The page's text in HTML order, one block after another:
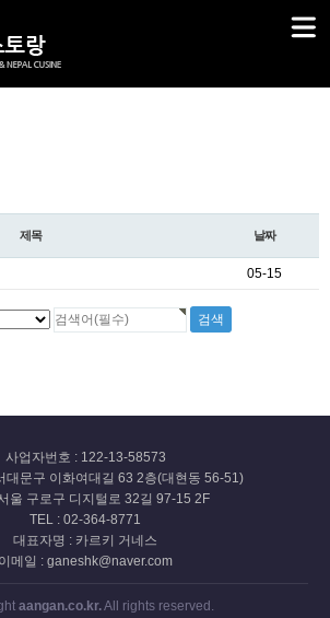
제목 날짜
05-15
사업자번호 : 122-13-58573
대문구 이화여대길 63 2층(대현동 56-51)
울 구로구 디지털로 32길 97-15 2F
TEL : 02-364-8771
대표자명 : 카르키 거네스
이메일 : ganeshk@naver.com
aangan.co.kr.All rights reserved.